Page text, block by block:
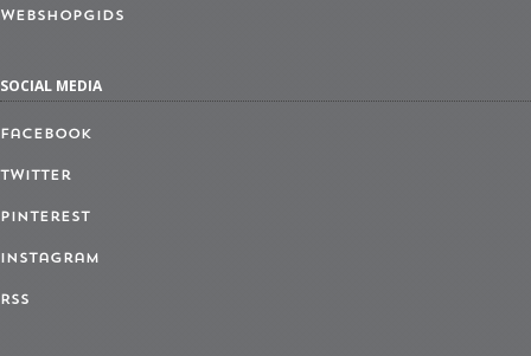
Webshopgids
SOCIAL MEDIA
Facebook
Twitter
Pinterest
Instagram
RSS